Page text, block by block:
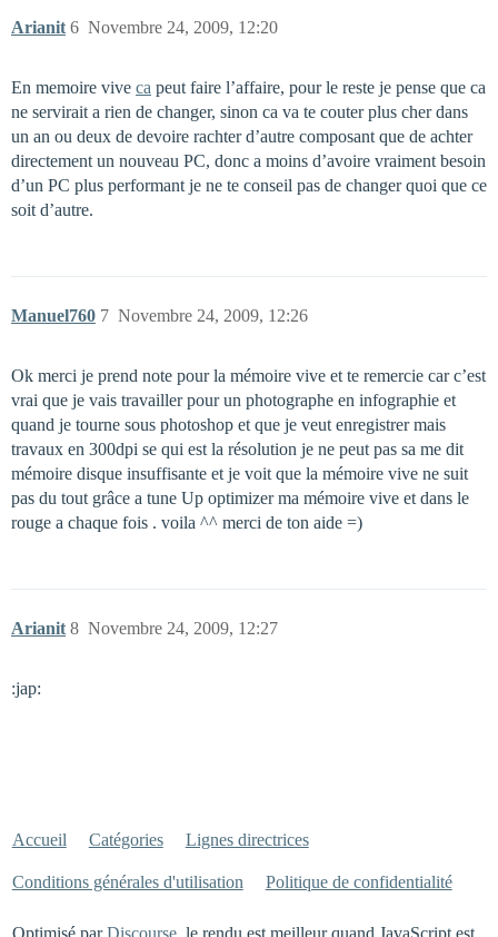
Arianit Novembre 24, 2009, 12:20
6
En memoire vive ca peut faire l’affaire, pour le reste je pense que ca
ne servirait a rien de changer, sinon ca va te couter plus cher dans
un an ou deux de devoire rachter d’autre composant que de achter
directement un nouveau PC, donc a moins d’avoire vraiment besoin
d’un PC plus performant je ne te conseil pas de changer quoi que ce
soit d’autre.
Manuel760 Novembre 24, 2009, 12:26
7
Ok merci je prend note pour la mémoire vive et te remercie car c’est
vrai que je vais travailler pour un photographe en infographie et
quand je tourne sous photoshop et que je veut enregistrer mais
travaux en 300dpi se qui est la résolution je ne peut pas sa me dit
mémoire disque insuffisante et je voit que la mémoire vive ne suit
pas du tout grâce a tune Up optimizer ma mémoire vive et dans le
rouge a chaque fois . voila ^^ merci de ton aide =)
Arianit Novembre 24, 2009, 12:27
8
:jap:
Accueil Catégories Lignes directrices
Conditions générales d'utilisation Politique de confidentialité
Optimisé parDiscourse, le rendu est meilleur quand JavaScript est